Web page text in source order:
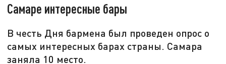
Самаре интересные бары
В честь Дня бармена был проведен опрос о
самых интересных барах страны. Самара
заняла 10 место.